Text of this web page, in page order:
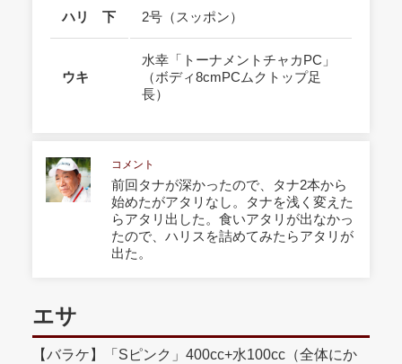
ハリ 下 2号（スッポン）
ウキ
水幸「トーナメントチャカPC」
（ボディ8cmPCムクトップ足
長）
コメント
前回タナが深かったので、タナ2本から
始めたがアタリなし。タナを浅く変えた
らアタリ出した。食いアタリが出なかっ
たので、ハリスを詰めてみたらアタリが
出た。
エサ
【バラケ】「Sピンク」400cc+水100cc（全体にか